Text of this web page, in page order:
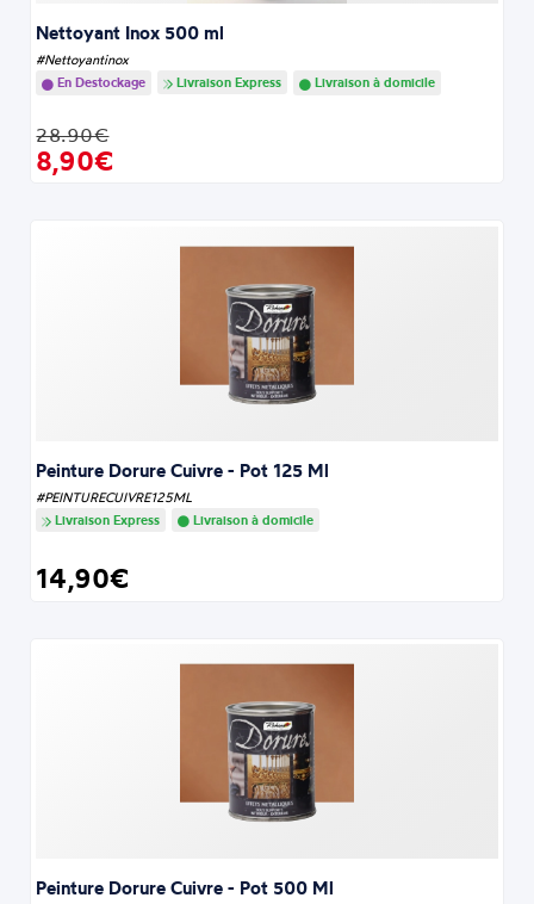
Nettoyant Inox 500 ml
#Nettoyantinox
En Destockage
Livraison Express Livraison à domicile
28.90€
8,90€
Peinture Dorure Cuivre - Pot 125 Ml
#PEINTURECUIVRE125ML
Livraison Express
Livraison à domicile
14,90€
Peinture Dorure Cuivre - Pot 500 Ml